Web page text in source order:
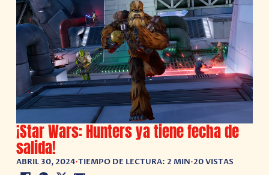
¡Star Wars: Hunters ya tiene fecha de
salida!
ABRIL 30, 2024•TIEMPO DE LECTURA: 2 MIN•20 VISTAS